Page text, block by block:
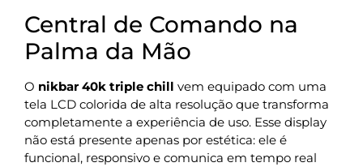
Central de Comando na
Palma da Mão
O nikbar 40k triple chill vem equipado com uma
tela LCD colorida de alta resolução que transforma
completamente a experiência de uso. Esse display
não está presente apenas por estética: ele é
funcional, responsivo e comunica em tempo real